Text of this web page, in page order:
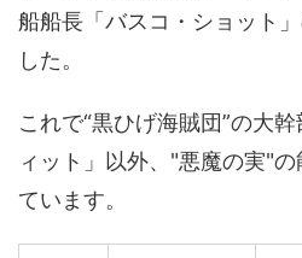
船船長「バスコ・ショット
した。
これで“黒ひげ海賊団”の大
ィット」以外、"悪魔の実"
ています。